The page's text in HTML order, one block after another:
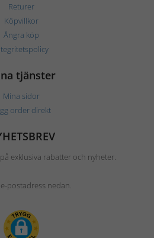
Returer
Köpvillkor
Ångra köp
tjänster
Mina sidor
order direkt
exklusiva rabatter och nyheter.
postadress nedan.